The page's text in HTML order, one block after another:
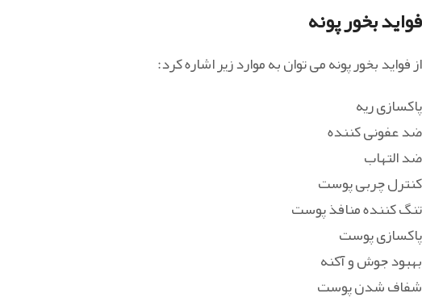
فواید بخور پونه
از فواید بخور پونه می توان به موارد زیر اشاره کرد:
پاکسازی ریه
ضد عفونی کننده
ضد التهاب
کنترل چربی پوست
تنگ کننده منافذ پوست
پاکسازی پوست
بهبود جوش و آکنه
شفاف شدن پوست